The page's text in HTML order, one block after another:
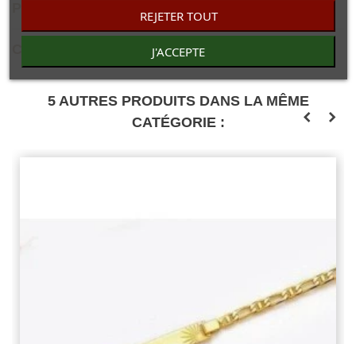
5 AUTRES PRODUITS DANS LA MÊME
CATÉGORIE :
REJETER TOUT
J'ACCEPTE